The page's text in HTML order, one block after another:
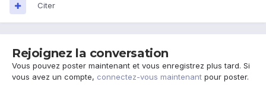
Citer
Rejoignez la conversation
Vous pouvez poster maintenant et vous enregistrez plus tard. Si
vous avez un compte, connectez-vous maintenant pour poster.